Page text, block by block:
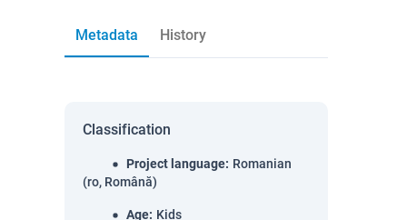
Metadata History
Classification
Project language: Romanian
(ro, Română)
Age: Kids